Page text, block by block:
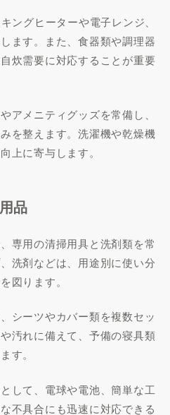
ングヒーターや電子レンジ、
ます。また、食器類や調理器
炊需要に対応することが重要
アメニティグッズを常備し、
を整えます。洗濯機や乾燥機
上に寄与します。
品
専用の清掃用具と洗剤類を常
洗剤などは、用途別に使い分
図ります。
シーツやカバー類を複数セッ
汚れに備えて、予備の寝具類
す。
して、電球や電池、簡単な工
不具合にも迅速に対応できる